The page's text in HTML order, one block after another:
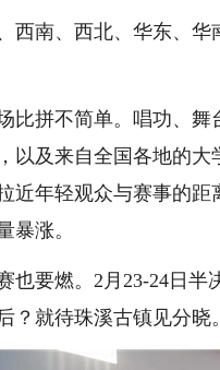
西南、西北、华东、
比拼不简单。唱功、
以及来自全国各地的
近年轻观众与赛事的
暴涨。
也要燃。2月23-24日
？就待珠溪古镇见分晓。